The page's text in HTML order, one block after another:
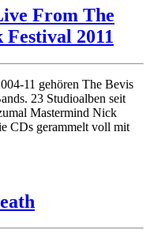
From The
2011
11 gehören The Bevis
23 Studioalben seit
Mastermind Nick
CDs gerammelt voll mit